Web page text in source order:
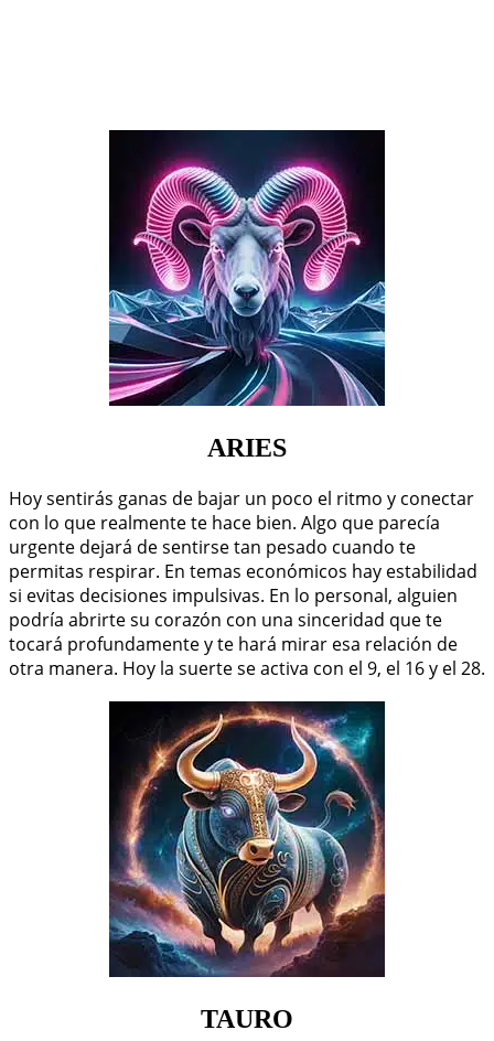
ARIES
Hoy sentirás ganas de bajar un poco el ritmo y conectar
con lo que realmente te hace bien. Algo que parecía
urgente dejará de sentirse tan pesado cuando te
permitas respirar. En temas económicos hay estabilidad
si evitas decisiones impulsivas. En lo personal, alguien
podría abrirte su corazón con una sinceridad que te
tocará profundamente y te hará mirar esa relación de
otra manera. Hoy la suerte se activa con el 9, el 16 y el 28.
TAURO